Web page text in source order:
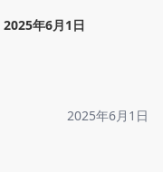
2025年6月1日
2025年6月1日